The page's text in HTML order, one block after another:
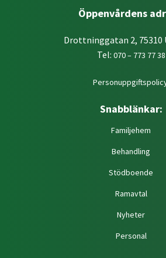
Öppenvårdens
Drottninggatan 2, 75310
Tel: 070 – 773 77 38
Snabblänkar:
Familjehem
Behandling
Stödboende
Ramavtal
Nyheter
Personal